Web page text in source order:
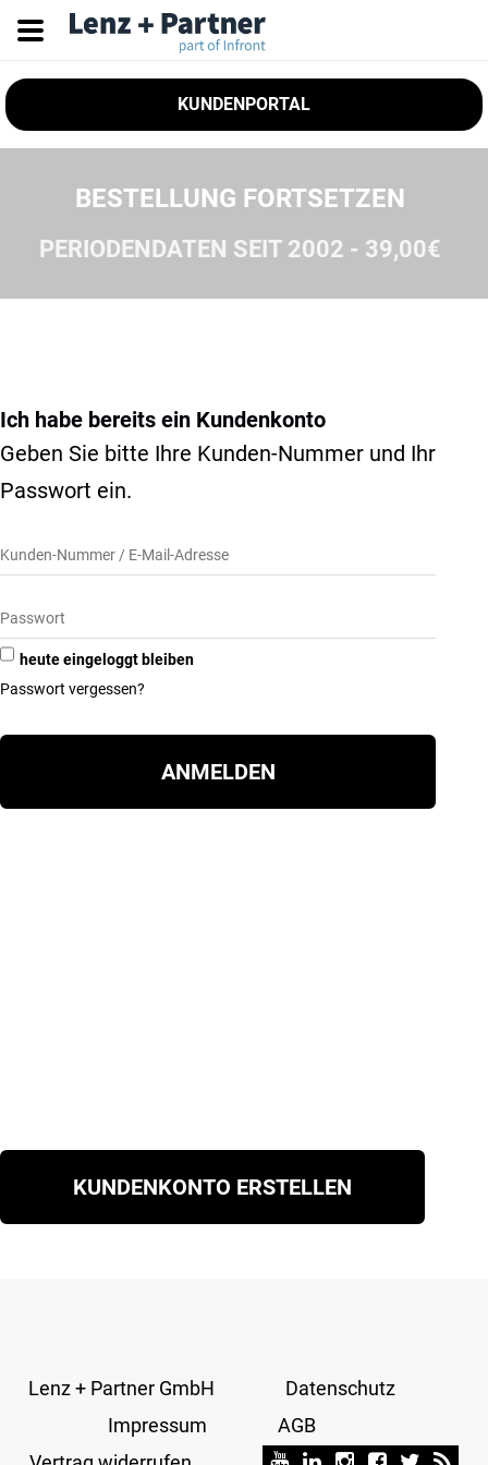
KUNDENPORTAL
BESTELLUNG FORTSETZEN
PERIODENDATEN SEIT 2002 - 39,00€
Ich habe bereits ein Kundenkonto
Geben Sie bitte Ihre Kunden-Nummer und Ihr
Passwort ein.
heute eingeloggt bleiben
Passwort vergessen?
ANMELDEN
KUNDENKONTO ERSTELLEN
Lenz + Partner GmbH
Datenschutz
Impressum
AGB